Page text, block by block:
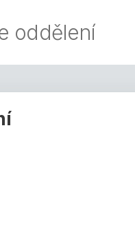
oddělení